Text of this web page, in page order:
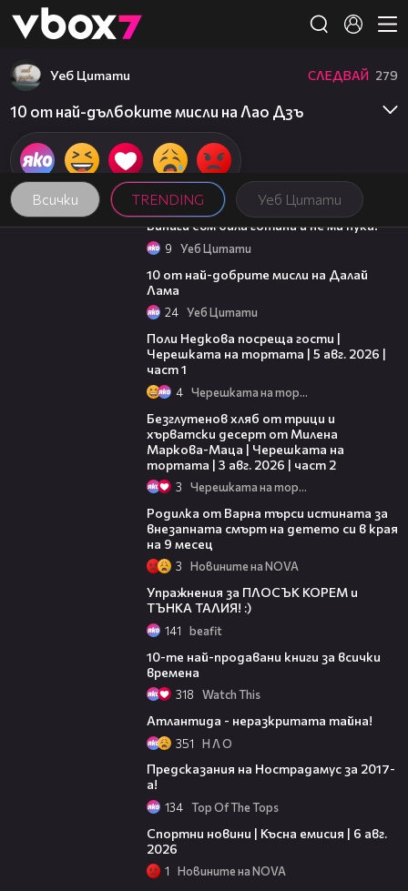
👾
Всички TRENDING Уеб Цитати
Уеб Цитати СЛЕДВАЙ 279
10 от най-дълбоките мисли на Лао Дзъ
01:48
Винаги съм била готина и не ми пука!
9 Уеб Цитати
10 от най-добрите мисли на Далай
Лама
24 Уеб Цитати
Поли Недкова посреща гости |
Черешката на тортата | 5 авг. 2026 |
част 1
4 Черешката на тортата
Безглутенов хляб от трици и
хърватски десерт от Милена
Маркова-Маца | Черешката на
тортата | 3 авг. 2026 | част 2
3 Черешката на тортата
Родилка от Варна търси истината за
внезапната смърт на детето си в края
на 9 месец
3 Новините на NOVA
Упражнения за ПЛОСЪК КОРЕМ и
ТЪНКА ТАЛИЯ! :)
141 beafit
10-те най-продавани книги за всички
времена
318 Watch This
Атлантида - неразкритата тайна!
351 Н Л О
Предсказания на Нострадамус за 2017-
а!
134 Top Of The Tops
Спортни новини | Късна емисия | 6 авг.
2026
1 Новините на NOVA